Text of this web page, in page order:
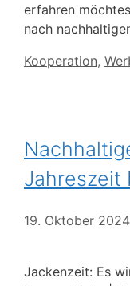
erfahren
nach
Kategorien
Kooperation,
Jahreszeit
19. Oktober 2024
Jackenzeit: Es